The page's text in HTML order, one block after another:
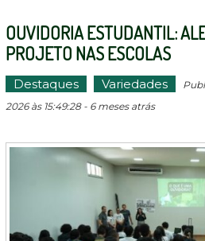
OUVIDORIA ESTUDANTIL:
PROJETO NAS ESCOLAS
Destaques Variedades
2026 às 15:49:28 - 6 meses atrás